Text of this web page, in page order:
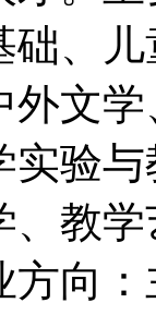
础、
外文
实验
、教
方向